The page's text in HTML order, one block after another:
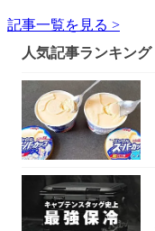
記事一覧を見る >
人気記事ランキング